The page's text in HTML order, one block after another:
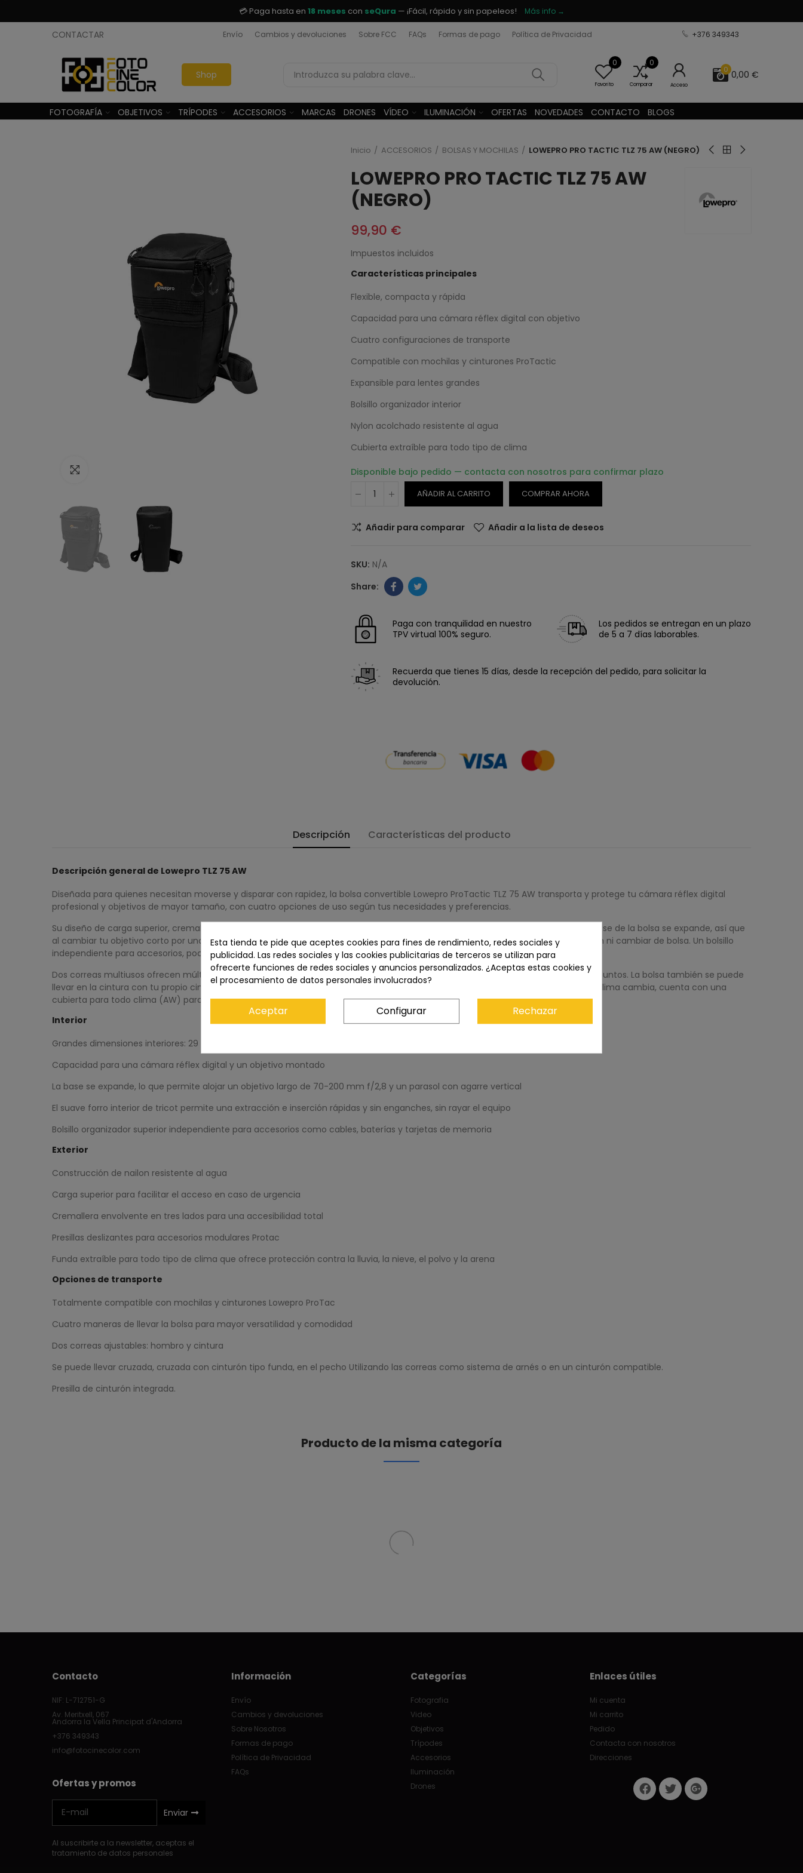
💳 Paga hasta en 18 meses con seQura — ¡Fácil, rápido y sin papeleos! Más info →
CONTACTAR Envío Cambios y devoluciones Sobre FCC FAQs Formas de pago Política de Privacidad +376 349343
Shop
0
Favorito
0
Comparar Acceso
0 0,00 €
FOTOGRAFÍA OBJETIVOS TRÍPODES ACCESORIOS MARCAS DRONES VÍDEO ILUMINACIÓN OFERTAS NOVEDADES CONTACTO BLOGS
Inicio ACCESORIOS BOLSAS Y MOCHILAS LOWEPRO PRO TACTIC TLZ 75 AW (NEGRO)
LOWEPRO PRO TACTIC TLZ 75 AW
(NEGRO)
99,90 €
Impuestos incluidos
Características principales
Flexible, compacta y rápida
Capacidad para una cámara réflex digital con objetivo
Cuatro configuraciones de transporte
Compatible con mochilas y cinturones ProTactic
Expansible para lentes grandes
Bolsillo organizador interior
Nylon acolchado resistente al agua
Cubierta extraíble para todo tipo de clima
Disponible bajo pedido — contacta con nosotros para confirmar plazo
AÑADIR AL CARRITO COMPRAR AHORA
Añadir para comparar Añadir a la lista de deseos
SKU: N/A
Paga con tranquilidad en nuestro
TPV virtual 100% seguro.
Los pedidos se entregan en un plazo
de 5 a 7 días laborables.
Recuerda que tienes 15 días, desde la recepción del pedido, para solicitar la
devolución.
Descripción Características del producto
Descripción general de Lowepro TLZ 75 AW
Diseñada para quienes necesitan moverse y disparar con rapidez, la bolsa convertible Lowepro ProTactic TLZ 75 AW transporta y protege tu cámara réflex digital
profesional y objetivos de mayor tamaño, con cuatro opciones de uso según tus necesidades y preferencias.
Su diseño de carga superior, cremallera envolvente y suave forro interior te permiten guardar y sacar tu equipo rápidamente. La base de la bolsa se expande, así que
al cambiar tu objetivo corto por uno largo 70-200 f/2.8, puedes expandirla y transportar tu nuevo equipo sin sacrificar la protección ni cambiar de bolsa. Un bolsillo
independiente para accesorios, poco profundo, en la tapa te permite guardar fácilmente baterías, tarjetas de memoria y cables.
Dos correas multiusos ofrecen múltiples opciones de transporte, incluyendo bandolera, funda de 3 puntos o arnés de pecho de 4 puntos. La bolsa también se puede
llevar en la cintura con tu propio cinturón o cincha. Su exterior está hecho de nailon duradero que ofrece resistencia al agua. Si el clima cambia, cuenta con una
cubierta para todo clima (AW) para proteger tu equipo de la lluvia, la nieve, el polvo y la arena.
Interior
Grandes dimensiones interiores: 29 x 16 x 15 cm
Capacidad para una cámara réflex digital y un objetivo montado
La base se expande, lo que permite alojar un objetivo largo de 70-200 mm f/2,8 y un parasol con agarre vertical
El suave forro interior de tricot permite una extracción e inserción rápidas y sin enganches, sin rayar el equipo
Bolsillo organizador superior independiente para accesorios como cables, baterías y tarjetas de memoria
Exterior
Construcción de nailon resistente al agua
Carga superior para facilitar el acceso en caso de urgencia
Cremallera envolvente en tres lados para una accesibilidad total
Presillas deslizantes para accesorios modulares Protac
Funda extraíble para todo tipo de clima que ofrece protección contra la lluvia, la nieve, el polvo y la arena
Opciones de transporte
Totalmente compatible con mochilas y cinturones Lowepro ProTac
Cuatro maneras de llevar la bolsa para mayor versatilidad y comodidad
Dos correas ajustables: hombro y cintura
Se puede llevar cruzada, cruzada con cinturón tipo funda, en el pecho Utilizando las correas como sistema de arnés o en un cinturón compatible.
Presilla de cinturón integrada.
Producto de la misma categoría
Contacto
NIF: L-712751-G
Av. Meritxell, 067
Andorra la Vella Principat d'Andorra
+376 349343
info@fotocinecolor.com
Ofertas y promos
Enviar
Al suscribirte a la newsletter, aceptas el
tratamiento de datos personales
Información
Envío
Cambios y devoluciones
Sobre Nosotros
Formas de pago
Política de Privacidad
FAQs
Categorías
Fotografia
Video
Objetivos
Trípodes
Accesorios
Iluminación
Drones
Enlaces útiles
Mi cuenta
Mi carrito
Pedido
Contacta con nosotros
Direcciones
Esta tienda te pide que aceptes cookies para fines de rendimiento, redes sociales y
publicidad. Las redes sociales y las cookies publicitarias de terceros se utilizan para
ofrecerte funciones de redes sociales y anuncios personalizados. ¿Aceptas estas cookies y
el procesamiento de datos personales involucrados?
Aceptar Configurar Rechazar